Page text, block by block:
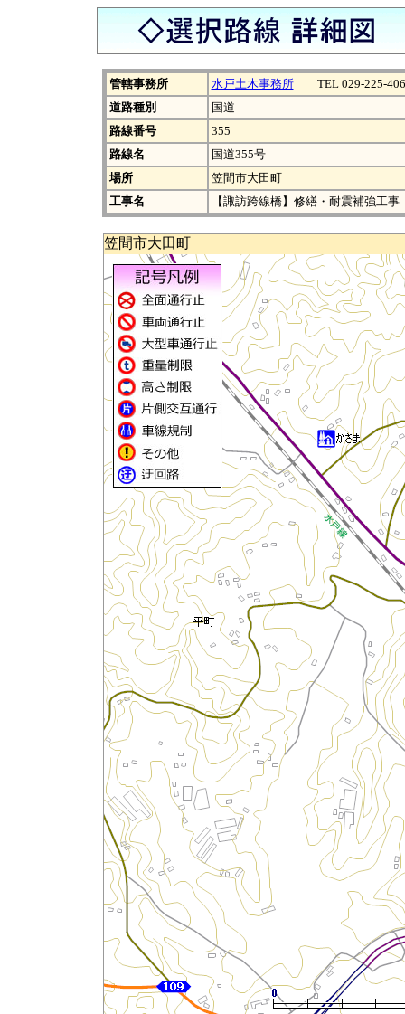
管轄事務所 水戸土木事務所TEL 029-225-
道路種別
国道
路線番号
355
路線名
国道355号
場所
笠間市大田町
工事名
【諏訪跨線橋】修繕・耐震補強工事
笠間市大田町